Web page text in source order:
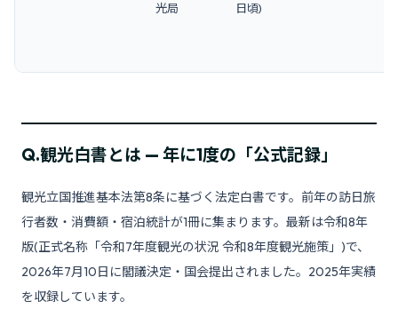
光局
日頃)
Q.観光白書とは — 年に1度の「公式記録」
観光立国推進基本法第8条に基づく法定白書です。前年の訪日旅
行者数・消費額・宿泊統計が1冊に集まります。最新は令和8年
版(正式名称「令和7年度観光の状況 令和8年度観光施策」)で、
2026年7月10日に閣議決定・国会提出されました。2025年実績
を収録しています。